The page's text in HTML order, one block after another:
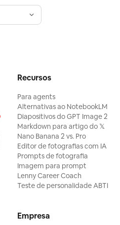
Recursos
Para agents
Alternativas ao NotebookLM
Diapositivos do GPT Image 2
Markdown para artigo do 𝕏
Nano Banana 2 vs. Pro
Editor de fotografias com IA
Prompts de fotografia
Imagem para prompt
Lenny Career Coach
Teste de personalidade ABTI
Empresa